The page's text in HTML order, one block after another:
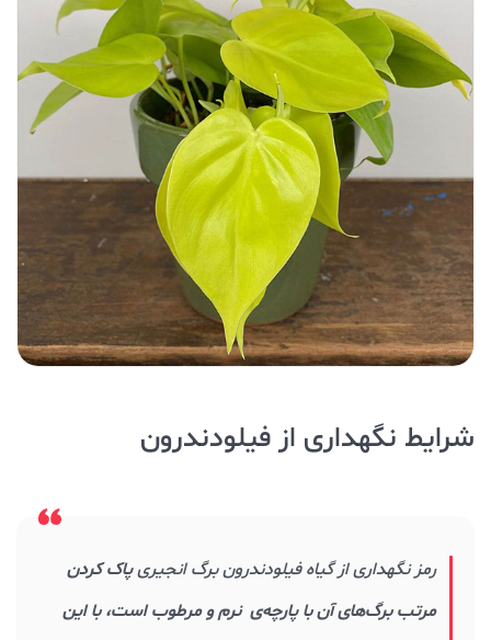
شرایط نگهداری از فیلودندرون
رمز نگهداری از گیاه فیلودندرون برگ انجیریپاک کردن
مرتب برگ‌های آن با پارچه‌ی نرم و مرطوب است، با این